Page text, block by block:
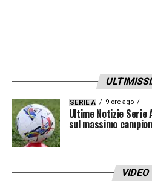
SERIE A 9 ore ago
Ultime Notizie
sul massimo
VIDEO